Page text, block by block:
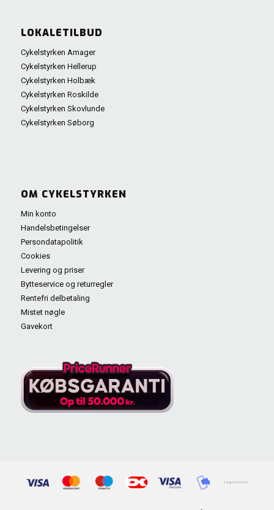
LOKALETILBUD
Cykelstyrken Amager
Cykelstyrken Hellerup
Cykelstyrken Holbæk
Cykelstyrken Roskilde
Cykelstyrken Skovlunde
Cykelstyrken Søborg
OM CYKELSTYRKEN
Min konto
Handelsbetingelser
Persondatapolitik
Cookies
Levering og priser
Bytteservice og returregler
Rentefri delbetaling
Mistet nøgle
Gavekort